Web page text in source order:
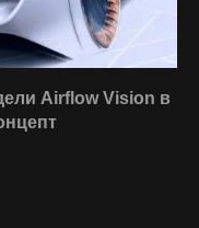
Airflow Vision в